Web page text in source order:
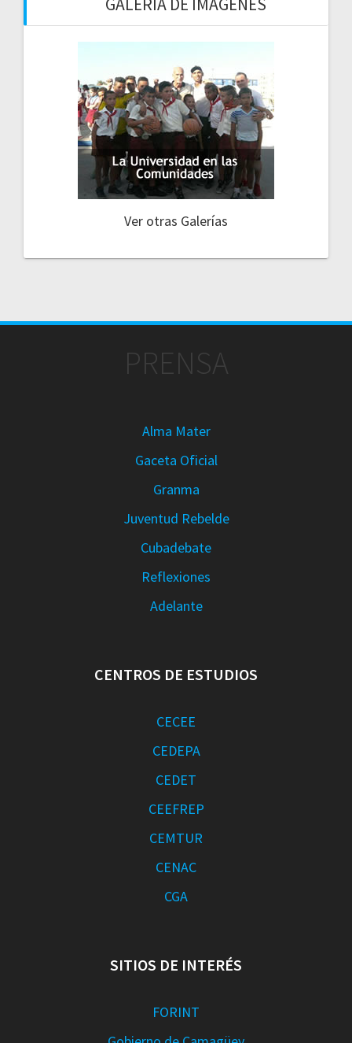
Ver otras Galerías
PRENSA
Alma Mater
Gaceta Oficial
Granma
Juventud Rebelde
Cubadebate
Reflexiones
Adelante
CENTROS DE ESTUDIOS
CECEE
CEDEPA
CEDET
CEEFREP
CEMTUR
CENAC
CGA
SITIOS DE INTERÉS
FORINT